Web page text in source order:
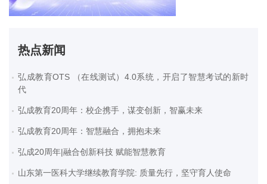
热点新闻
弘成教育OTS （在线测试）4.0系统，开启了智慧考试的新时
代
弘成教育20周年：校企携手，谋变创新，智赢未来
弘成教育20周年：智慧融合，拥抱未来
弘成20周年|融合创新科技 赋能智慧教育
山东第一医科大学继续教育学院: 质量先行，坚守育人使命